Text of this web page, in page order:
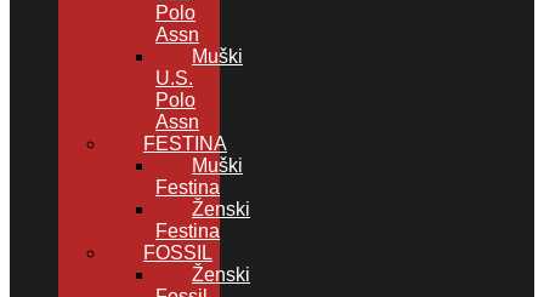
Polo
Assn
Muški
U.S.
Polo
Assn
FESTINA
Muški
Festina
Ženski
Festina
FOSSIL
Ženski